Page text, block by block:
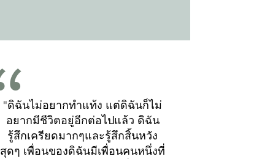
"ดิฉันไม่อยากทำแท้ง แต่ดิฉันก็ไม่
อยากมีชีวิตอยู่อีกต่อไปแล้ว ดิฉัน
รู้สึกเครียดมากๆและรู้สึกสิ้นหวัง
สุดๆ เพื่อนของดิฉันมีเพื่อนคนหนึ่งที่